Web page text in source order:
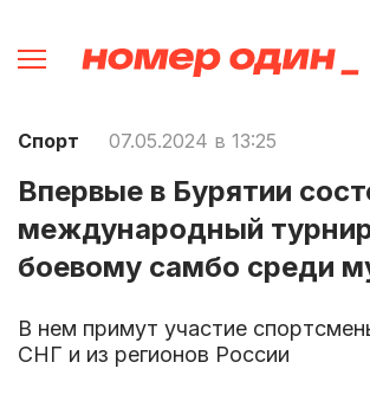
Спорт 07.05.2024 в 13:25
Впервые в Бурятии
международный
боевому самбо среди
В нем примут участие
СНГ и из регионов России